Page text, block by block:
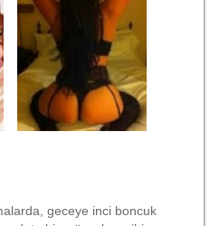
geceye inci boncuk